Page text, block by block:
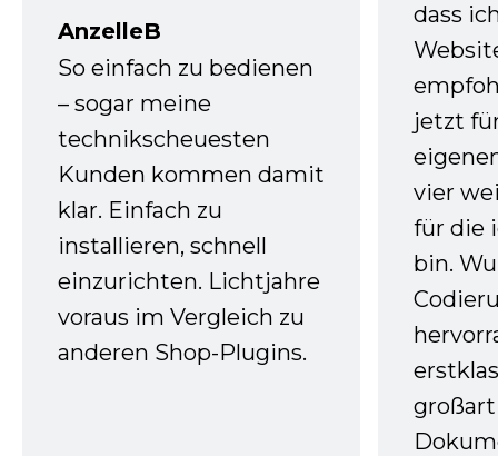
AnzelleB
So einfach zu bedienen
– sogar meine
technikscheuesten
Kunden kommen damit
klar. Einfach zu
installieren, schnell
einzurichten. Lichtjahre
voraus im Vergleich zu
anderen Shop-Plugins.
dass
jetzt
vier
für die
bin.